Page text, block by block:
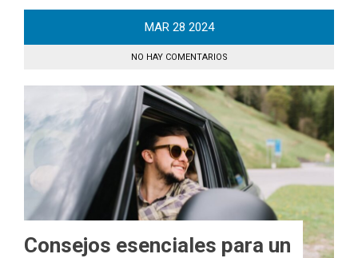
MAR 28 2024
NO HAY COMENTARIOS
Consejos esenciales para un